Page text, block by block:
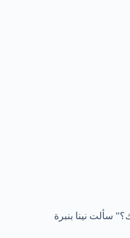
سألت نينا بنبرة